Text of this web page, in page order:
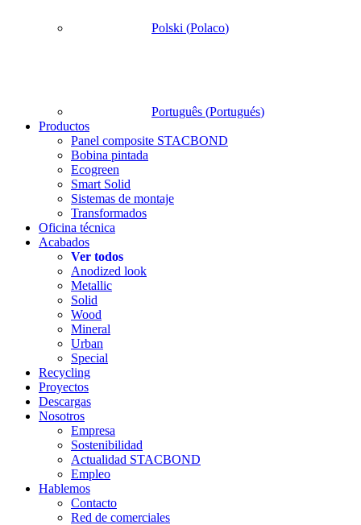
Polski (Polaco)
Português (Portugués)
Productos
Panel composite STACBOND
Bobina pintada
Ecogreen
Smart Solid
Sistemas de montaje
Transformados
Oficina técnica
Acabados
Ver todos
Anodized look
Metallic
Solid
Wood
Mineral
Urban
Special
Recycling
Proyectos
Descargas
Nosotros
Empresa
Sostenibilidad
Actualidad STACBOND
Empleo
Hablemos
Contacto
Red de comerciales